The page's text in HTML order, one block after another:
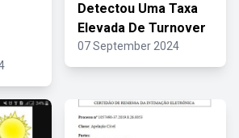
Detectou Uma Taxa
Elevada De Turnover
07 September 2024